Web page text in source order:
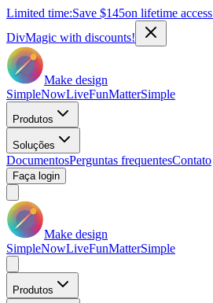
Limited time:Save $145on lifetime access
DivMagic with discounts!
Make design
SimpleNowLiveFunMatterSimple
Produtos
Soluções
DocumentosPerguntas frequentesContato
Faça login
Make design
SimpleNowLiveFunMatterSimple
Produtos